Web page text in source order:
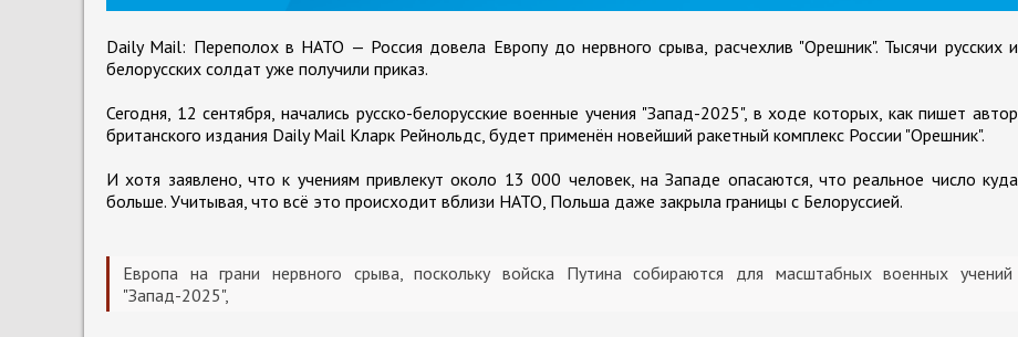
Daily Mail: Переполох в НАТО — Россия довела Европу до нервного срыва, расчехлив "Орешник". Тысячи русских и
белорусских солдат уже получили приказ.
Сегодня, 12 сентября, начались русско-белорусские военные учения "Запад-2025", в ходе которых, как пишет автор
британского издания Daily Mail Кларк Рейнольдс, будет применён новейший ракетный комплекс России "Орешник".
И хотя заявлено, что к учениям привлекут около 13 000 человек, на Западе опасаются, что реальное число куда
больше. Учитывая, что всё это происходит вблизи НАТО, Польша даже закрыла границы с Белоруссией.
Европа на грани нервного срыва, поскольку войска Путина собираются для масштабных военных учений
"Запад-2025",